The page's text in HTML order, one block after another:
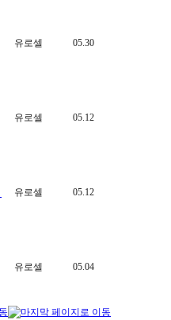
유로셀 05.30
유로셀 05.12
유로셀 05.12
유로셀 05.04